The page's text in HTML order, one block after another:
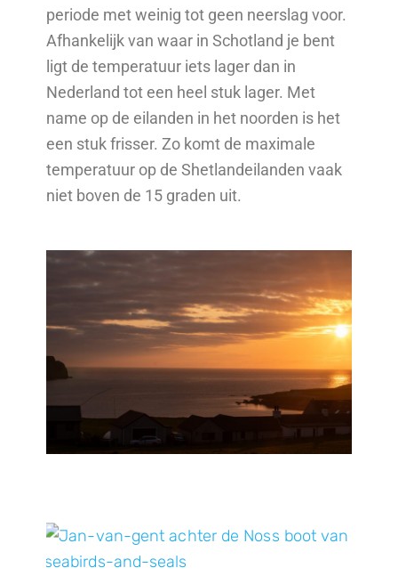
periode met weinig tot geen neerslag voor.
Afhankelijk van waar in Schotland je bent
ligt de temperatuur iets lager dan in
Nederland tot een heel stuk lager. Met
name op de eilanden in het noorden is het
een stuk frisser. Zo komt de maximale
temperatuur op de Shetlandeilanden vaak
niet boven de 15 graden uit.